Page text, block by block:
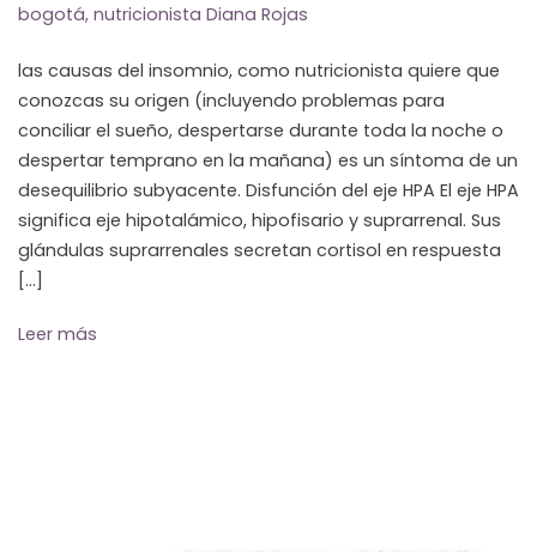
bogotá, nutricionista Diana Rojas
las causas del insomnio, como nutricionista quiere que
conozcas su origen (incluyendo problemas para
conciliar el sueño, despertarse durante toda la noche o
despertar temprano en la mañana) es un síntoma de un
desequilibrio subyacente. Disfunción del eje HPA El eje HPA
significa eje hipotalámico, hipofisario y suprarrenal. Sus
glándulas suprarrenales secretan cortisol en respuesta
[…]
Leer más